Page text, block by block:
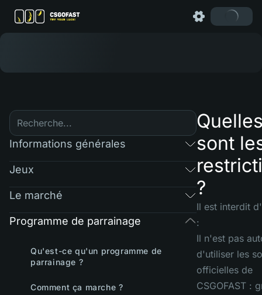
Informations générales
Jeux
Le marché
Programme de parrainage
Qu'est-ce qu'un programme de
parrainage ?
Comment ça marche ?
sont
?
Il est interdit
:
Il n'est pas
d'utiliser les
officielles de
CSGOFAST :